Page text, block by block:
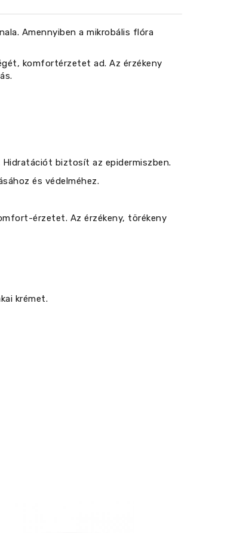
Amennyiben a mikrobális flóra
komfortérzetet ad. Az érzékeny
Hidratációt biztosít az epidermiszben.
és védelméhez.
érzetet. Az érzékeny, törékeny
krémet.